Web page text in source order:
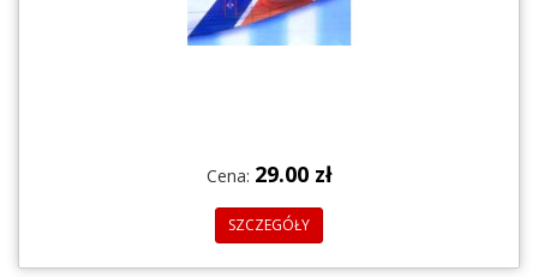
Cena: 29.00 zł
SZCZEGÓŁY